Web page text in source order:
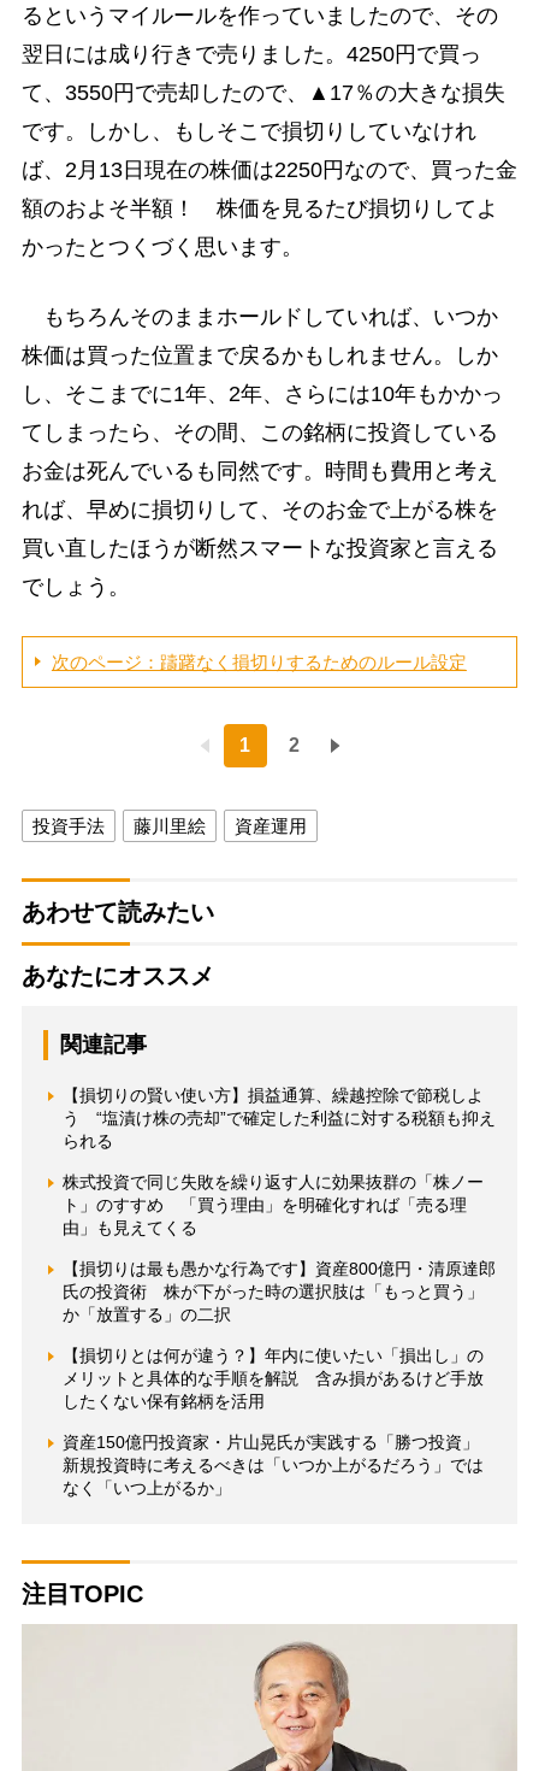
るというマイルールを作っていましたので、その
翌日には成り行きで売りました。4250円で買っ
て、3550円で売却したので、▲17％の大きな損失
です。しかし、もしそこで損切りしていなけれ
ば、2月13日現在の株価は2250円なので、買った金
額のおよそ半額！ 株価を見るたび損切りしてよ
かったとつくづく思います。
もちろんそのままホールドしていれば、いつか
株価は買った位置まで戻るかもしれません。しか
し、そこまでに1年、2年、さらには10年もかかっ
てしまったら、その間、この銘柄に投資している
お金は死んでいるも同然です。時間も費用と考え
れば、早めに損切りして、そのお金で上がる株を
買い直したほうが断然スマートな投資家と言える
でしょう。
次のページ：躊躇なく損切りするためのルール設定
1 2
投資手法 藤川里絵 資産運用
あわせて読みたい
あなたにオススメ
関連記事
【損切りの賢い使い方】損益通算、繰越控除で節税しよ
う “塩漬け株の売却”で確定した利益に対する税額も抑え
られる
株式投資で同じ失敗を繰り返す人に効果抜群の「株ノー
ト」のすすめ 「買う理由」を明確化すれば「売る理
由」も見えてくる
【損切りは最も愚かな行為です】資産800億円・清原達郎
氏の投資術 株が下がった時の選択肢は「もっと買う」
か「放置する」の二択
【損切りとは何が違う？】年内に使いたい「損出し」の
メリットと具体的な手順を解説 含み損があるけど手放
したくない保有銘柄を活用
資産150億円投資家・片山晃氏が実践する「勝つ投資」
新規投資時に考えるべきは「いつか上がるだろう」では
なく「いつ上がるか」
注目TOPIC